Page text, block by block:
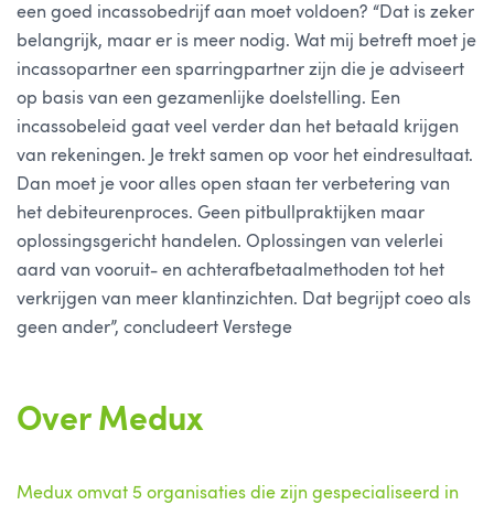
een goed incassobedrijf aan moet voldoen? “Dat is zeker
belangrijk, maar er is meer nodig. Wat mij betreft moet je
incassopartner een sparringpartner zijn die je adviseert
op basis van een gezamenlijke doelstelling. Een
incassobeleid gaat veel verder dan het betaald krijgen
van rekeningen. Je trekt samen op voor het eindresultaat.
Dan moet je voor alles open staan ter verbetering van
het debiteurenproces. Geen pitbullpraktijken maar
oplossingsgericht handelen. Oplossingen van velerlei
aard van vooruit- en achterafbetaalmethoden tot het
verkrijgen van meer klantinzichten. Dat begrijpt coeo als
geen ander”, concludeert Verstege
Over Medux
Medux omvat 5 organisaties die zijn gespecialiseerd in